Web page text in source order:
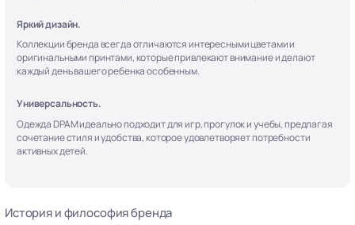
Яркий дизайн.
Коллекции бренда всегда отличаются интересными цветами и
оригинальными принтами, которые привлекают внимание и делают
каждый день вашего ребенка особенным.
Универсальность.
Одежда DPAM идеально подходит для игр, прогулок и учебы, предлагая
сочетание стиля и удобства, которое удовлетворяет потребности
активных детей.
История и философия бренда